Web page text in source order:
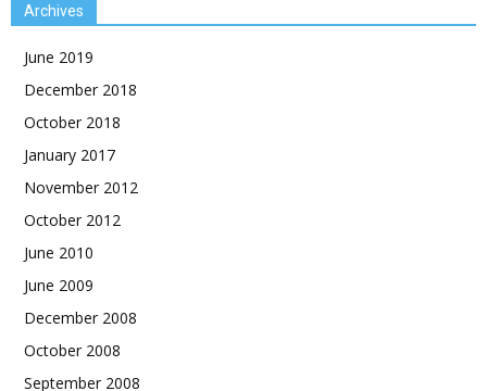
Archives
June 2019
December 2018
October 2018
January 2017
November 2012
October 2012
June 2010
June 2009
December 2008
October 2008
September 2008